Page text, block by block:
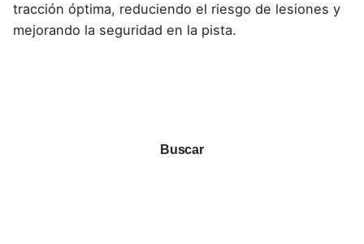
Buscar
tracción óptima, reduciendo el riesgo de lesiones y
mejorando la seguridad en la pista.